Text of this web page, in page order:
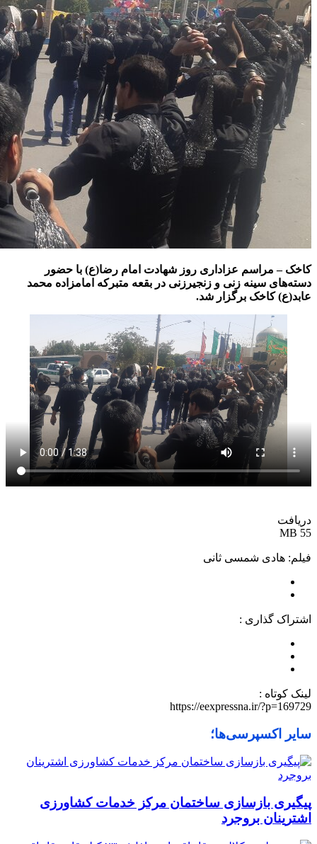
کاخک – مراسم عزاداری روز شهادت امام رضا(ع) با حضور
دسته‌های سینه زنی و زنجیرزنی در بقعه متبرکه امامزاده محمد
عابد(ع) کاخک برگزار شد.
دریافت
55 MB
فیلم: هادی شمسی ثانی
اشتراک گذاری :
لینک کوتاه :
https://eexpressna.ir/?p=169729
سایر اکسپرسی‌ها؛
پیگیری بازسازی ساختمان مرکز خدمات کشاورزی
اشترینان بروجرد